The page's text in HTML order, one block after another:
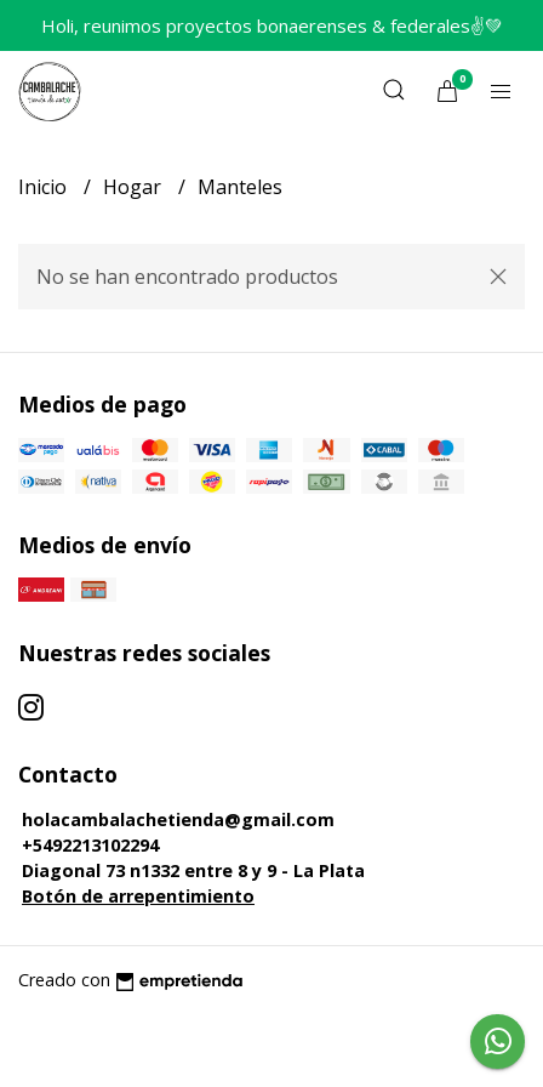
Holi, reunimos proyectos bonaerenses & federales✌️💚
0
Inicio Hogar Manteles
No se han encontrado productos
Medios de pago
Medios de envío
Nuestras redes sociales
Contacto
holacambalachetienda@gmail.com
+5492213102294
Diagonal 73 n1332 entre 8 y 9 - La Plata
Botón de arrepentimiento
Creado con